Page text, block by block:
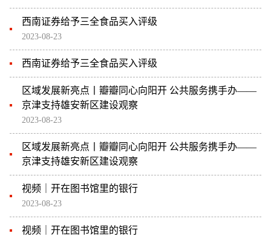
西南证券给予三全食品买入评级
2023-08-23
西南证券给予三全食品买入评级
区域发展新亮点丨瓣瓣同心向阳开 公共服务携手办——
京津支持雄安新区建设观察
2023-08-23
区域发展新亮点丨瓣瓣同心向阳开 公共服务携手办——
京津支持雄安新区建设观察
视频｜开在图书馆里的银行
2023-08-23
视频｜开在图书馆里的银行